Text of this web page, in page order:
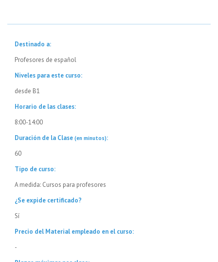
Destinado a:
Profesores de español
Niveles para este curso:
desde B1
Horario de las clases:
8:00-14:00
Duración de la Clase (en minutos):
60
Tipo de curso:
A medida: Cursos para profesores
¿Se expide certificado?
Sí
Precio del Material empleado en el curso:
-